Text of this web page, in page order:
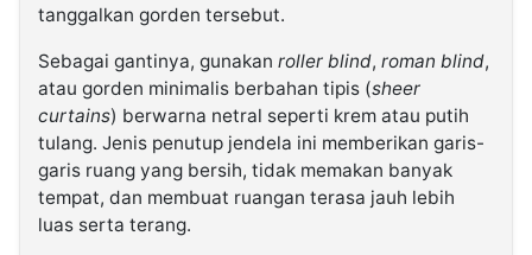
tanggalkan gorden tersebut.
Sebagai gantinya, gunakan roller blind, roman blind,
atau gorden minimalis berbahan tipis (sheer
curtains) berwarna netral seperti krem atau putih
tulang. Jenis penutup jendela ini memberikan garis-
garis ruang yang bersih, tidak memakan banyak
tempat, dan membuat ruangan terasa jauh lebih
luas serta terang.